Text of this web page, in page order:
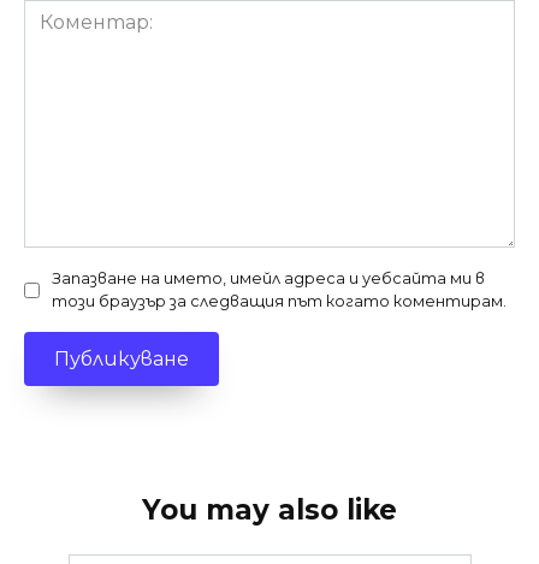
Коментар:
Запазване на името, имейл адреса и уебсайта ми в
този браузър за следващия път когато коментирам.
You may also like